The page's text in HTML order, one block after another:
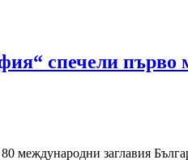
спечели първо
международни заглавия